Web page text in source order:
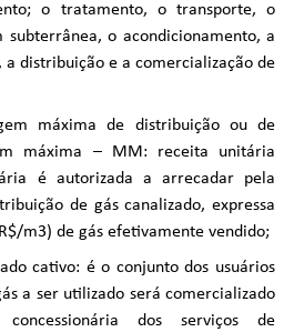
o tratamento, o transporte, o
subterrânea, o acondicionamento, a
a distribuição e a comercialização de
máxima de distribuição ou de
máxima – MM: receita unitária
é autorizada a arrecadar pela
de gás canalizado, expressa
m3) de gás efetivamente vendido;
cativo: é o conjunto dos usuários
a ser utilizado será comercializado
dos serviços de